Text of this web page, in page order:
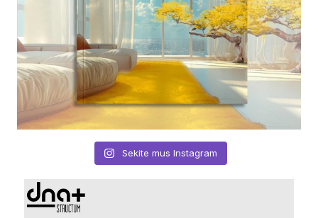
Sekite mus Instagram